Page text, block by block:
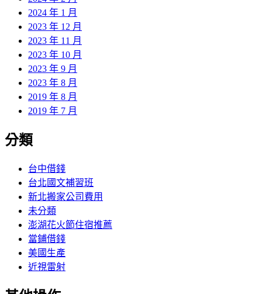
2024 年 1 月
2023 年 12 月
2023 年 11 月
2023 年 10 月
2023 年 9 月
2023 年 8 月
2019 年 8 月
2019 年 7 月
分類
台中借錢
台北國文補習班
新北搬家公司費用
未分類
澎湖花火節住宿推薦
當鋪借錢
美國生產
近視雷射